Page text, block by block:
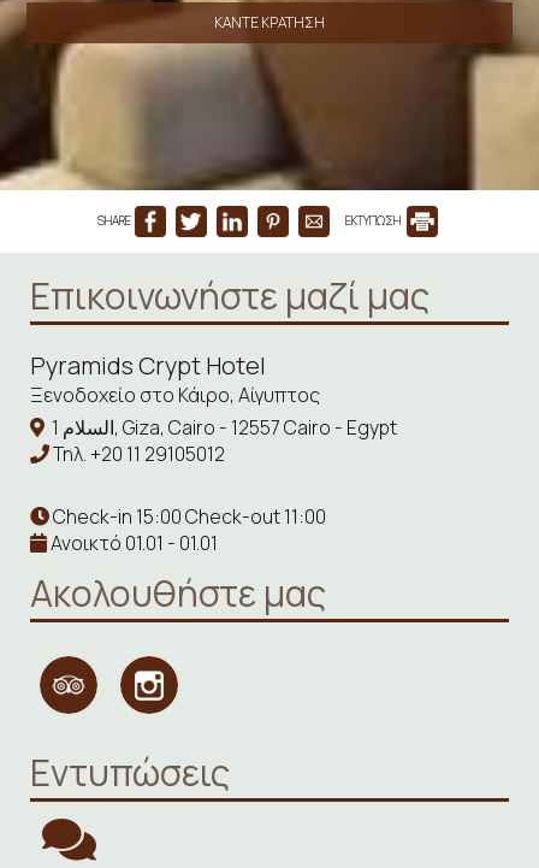
ΚΆΝΤΕ ΚΡΆΤΗΣΗ
SHARE ΕΚΤΥΠΩΣΗ
Επικοινωνήστε μαζί μας
Pyramids Crypt Hotel
Ξενοδοχείο στο Κάιρο, Αίγυπτος
1 السلام, Giza, Cairo - 12557 Cairo - Egypt
Τηλ.+20 11 29105012
Check-in 15:00 Check-out 11:00
Ανοικτό 01.01 - 01.01
Ακολουθήστε μας
Εντυπώσεις